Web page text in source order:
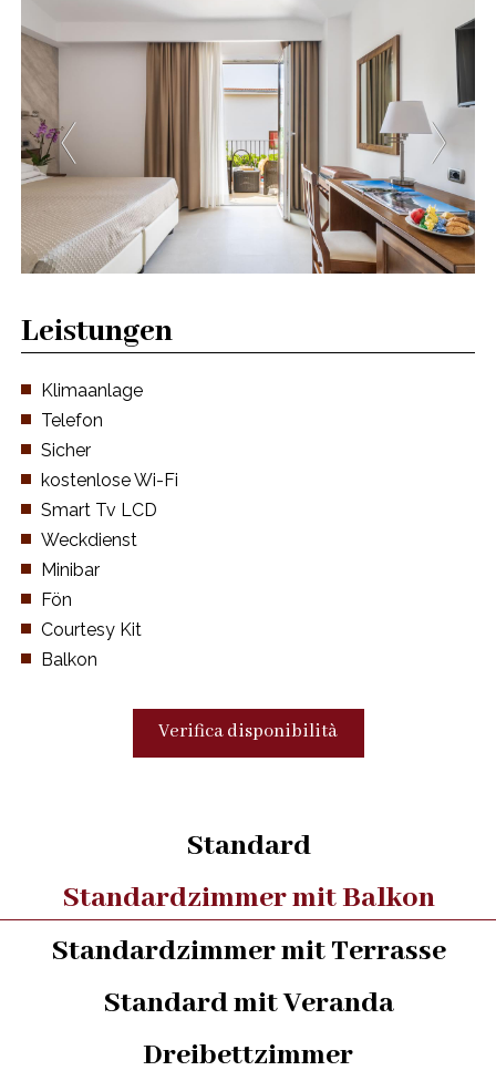
Leistungen
Klimaanlage
Telefon
Sicher
kostenlose Wi-Fi
Smart Tv LCD
Weckdienst
Minibar
Fön
Courtesy Kit
Balkon
Verifica disponibilità
Standard
Standardzimmer mit Balkon
Standardzimmer mit Terrasse
Standard mit Veranda
Dreibettzimmer